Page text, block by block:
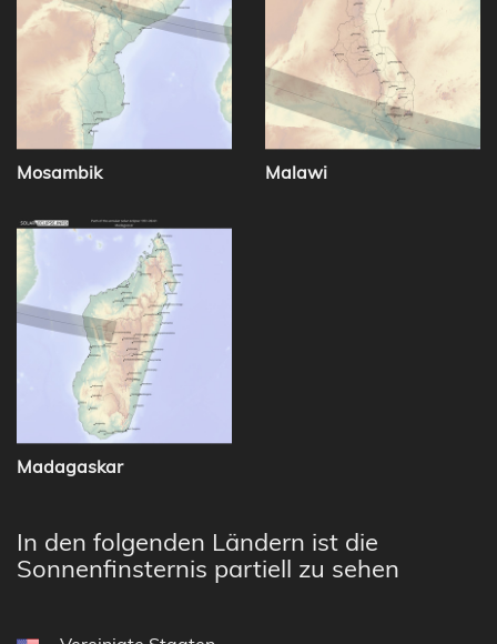
Mosambik Malawi
Madagaskar
In den folgenden Ländern ist die
Sonnenfinsternis partiell zu sehen